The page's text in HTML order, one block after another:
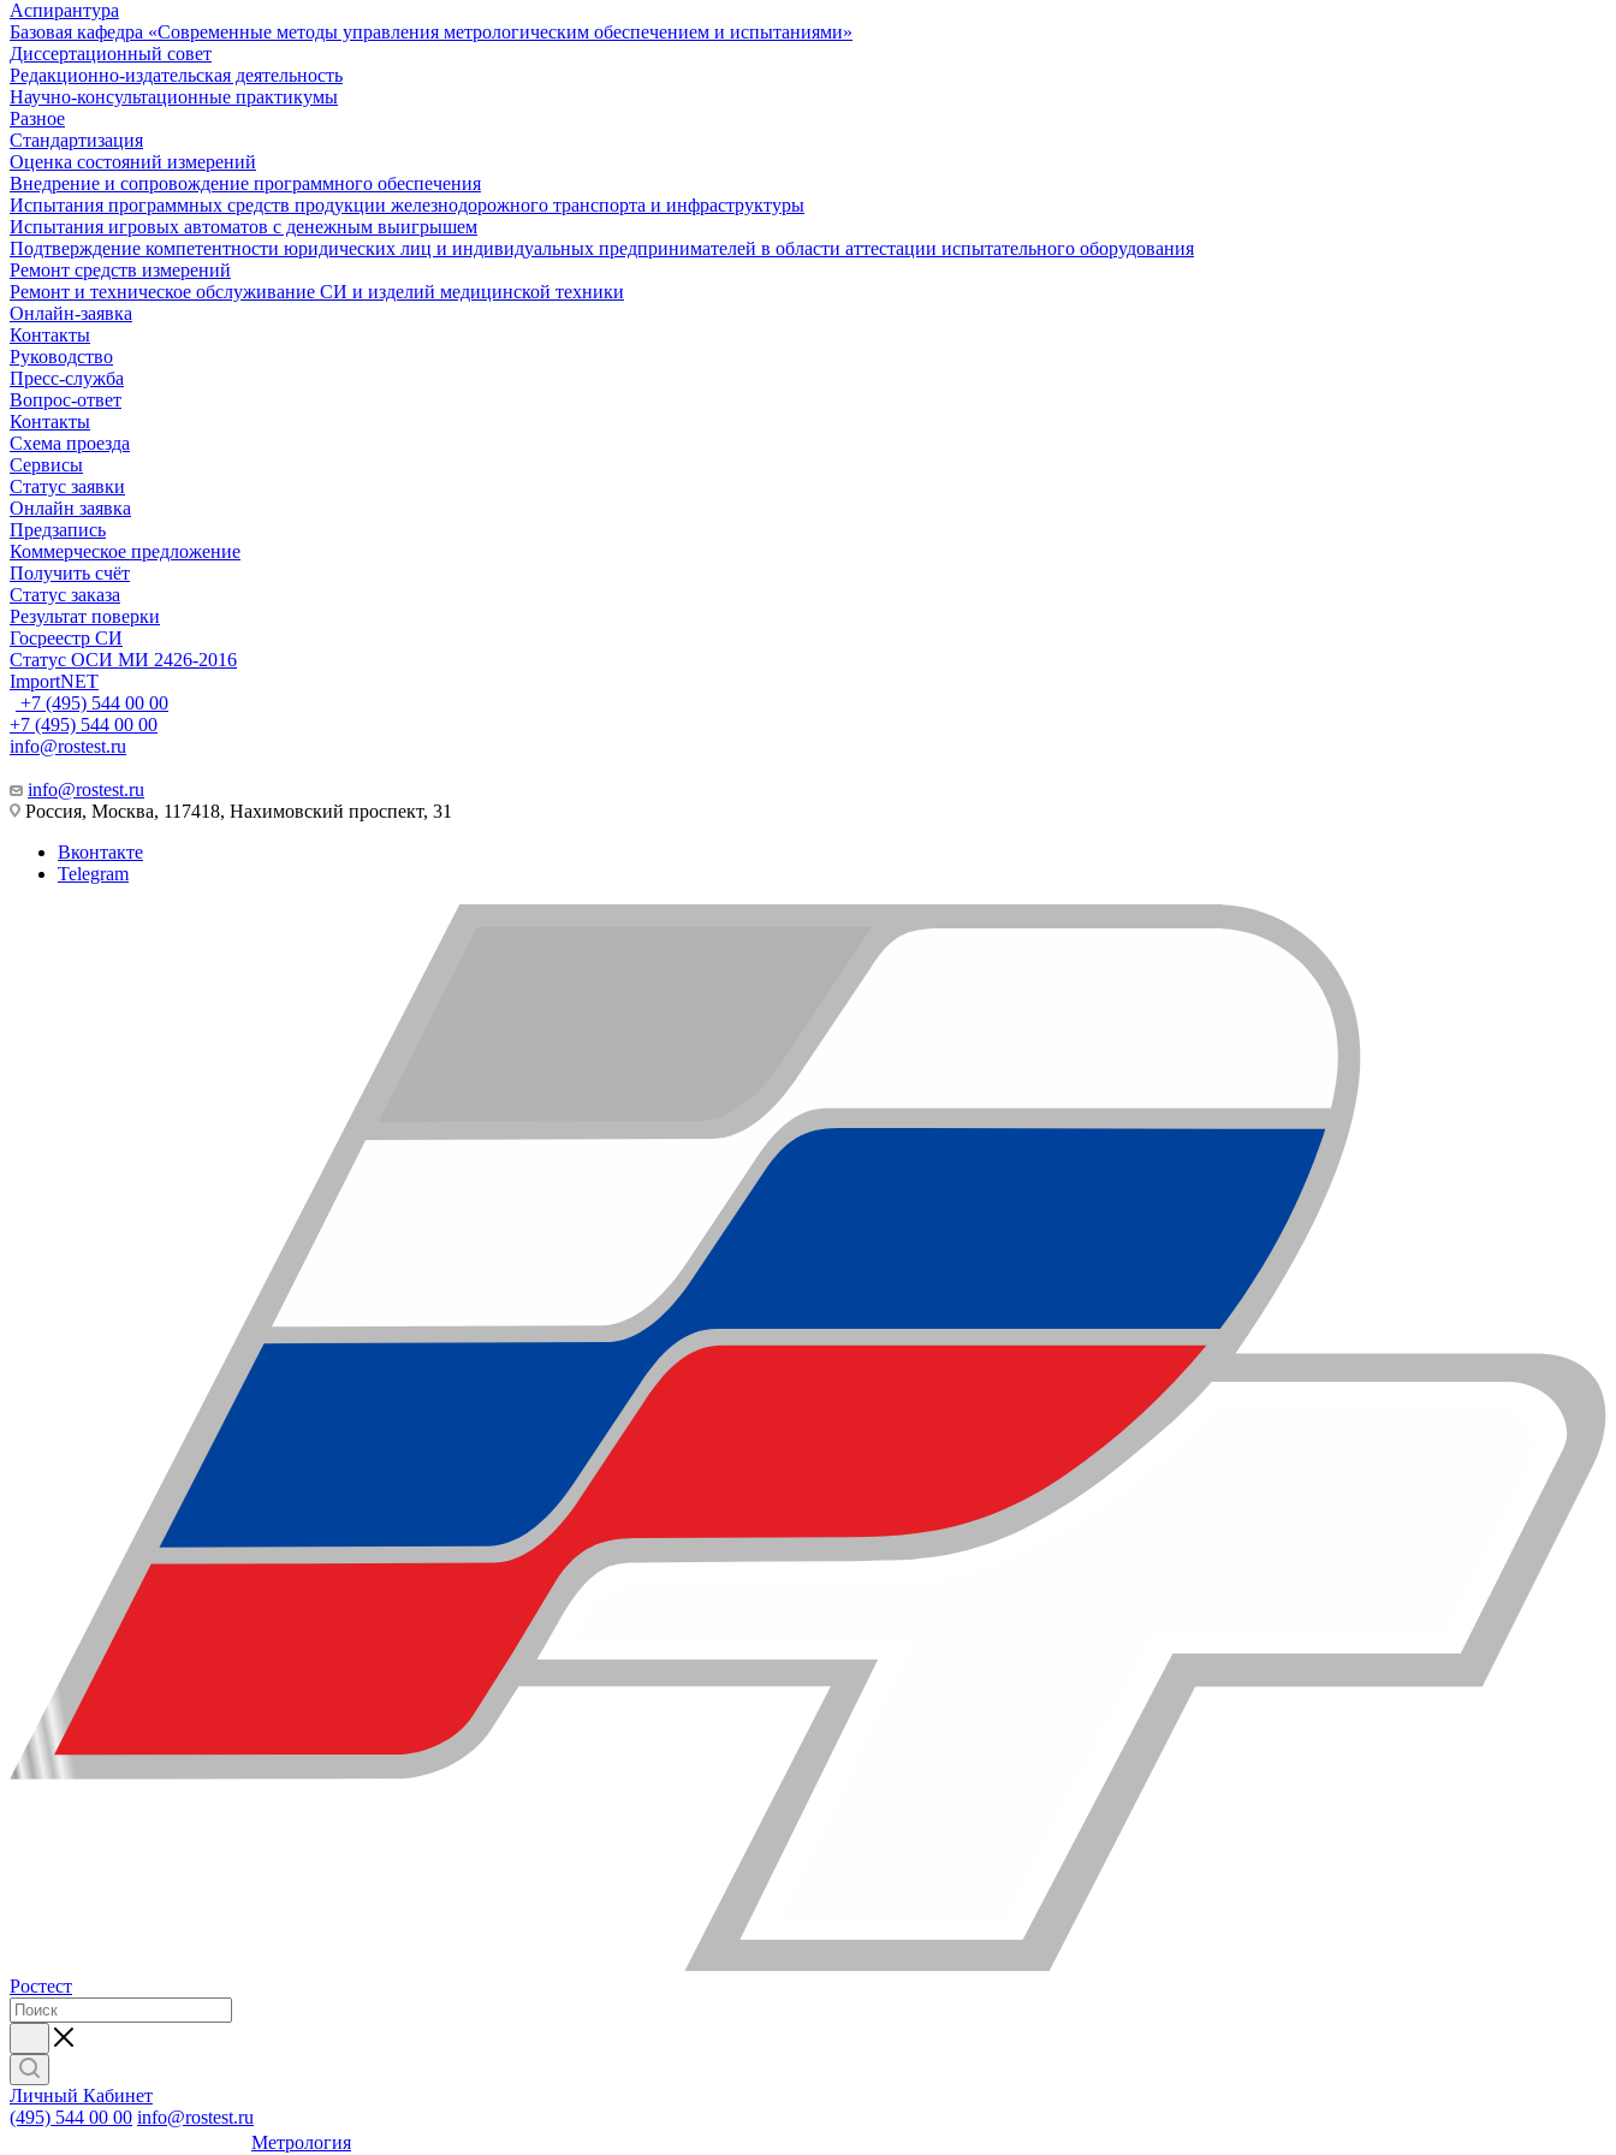
Аспирантура
Базовая кафедра «Современные методы управления метрологическим обеспечением и испытаниями»
Диссертационный совет
Редакционно-издательская деятельность
Научно-консультационные практикумы
Разное
Стандартизация
Оценка состояний измерений
Внедрение и сопровождение программного обеспечения
Испытания программных средств продукции железнодорожного транспорта и инфраструктуры
Испытания игровых автоматов с денежным выигрышем
Подтверждение компетентности юридических лиц и индивидуальных предпринимателей в области аттестации испытательного оборудования
Ремонт средств измерений
Ремонт и техническое обслуживание СИ и изделий медицинской техники
Онлайн-заявка
Контакты
Руководство
Пресс-служба
Вопрос-ответ
Контакты
Схема проезда
Сервисы
Статус заявки
Онлайн заявка
Предзапись
Коммерческое предложение
Получить счёт
Статус заказа
Результат поверки
Госреестр СИ
Статус ОСИ МИ 2426-2016
ImportNET
+7 (495) 544 00 00
+7 (495) 544 00 00
info@rostest.ru
info@rostest.ru
Россия, Москва, 117418, Нахимовский проспект, 31
Вконтакте
Telegram
Ростест
Личный Кабинет
(495) 544 00 00 info@rostest.ru
Метрология